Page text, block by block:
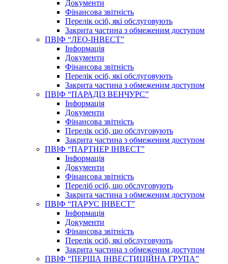
Документи
Фінансова звітність
Перелік осіб, які обслуговують
Закрита частина з обмеженим доступом
ПВІФ “ЛЕО-ІНВЕСТ”
Інформація
Документи
Фінансова звітність
Перелік осіб, які обслуговують
Закрита частина з обмеженим доступом
ПВІФ “ПАРАДІЗ ВЕНЧУРС”
Інформація
Документи
Фінансова звітність
Перелік осіб, що обслуговують
Закрита частина з обмеженим доступом
ПВІФ “ПАРТНЕР ІНВЕСТ”
Інформація
Документи
Фінансова звітність
Переліб осіб, що обслуговують
Закрита частина з обмеженим доступом
ПВІФ “ПАРУС ІНВЕСТ”
Інформація
Документи
Фінансова звітність
Перелік осіб, які обслуговують
Закрита частина з обмеженим доступом
ПВІФ “ПЕРША ІНВЕСТИЦІЙНА ГРУПА”